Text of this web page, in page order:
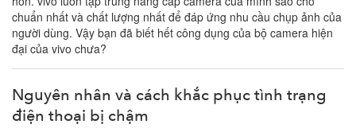
chuẩn nhất và chất lượng nhất để đáp ứng nhu cầu chụp ảnh của
người dùng. Vậy bạn đã biết hết công dụng của bộ camera hiện
đại của vivo chưa?
Nguyên nhân và cách khắc phục tình trạng
điện thoại bị chậm